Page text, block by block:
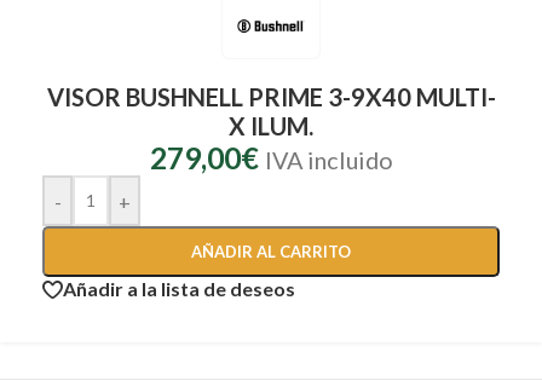
VISOR BUSHNELL PRIME 3-9X40 MULTI-
X ILUM.
279,00€ IVA incluido
- +
AÑADIR AL CARRITO
Añadir a la lista de deseos